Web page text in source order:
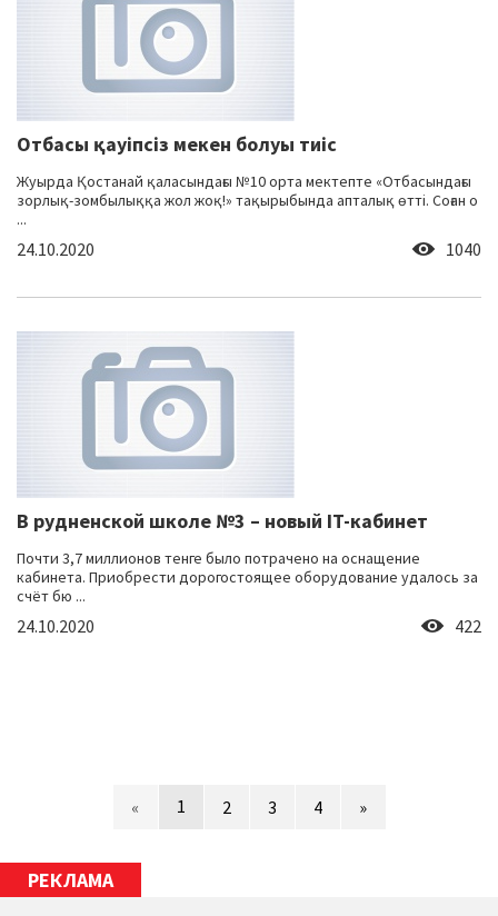
Отбасы қауіпсіз мекен болуы тиіс
Жуырда Қостанай қаласындағы №10 орта мектепте «Отбасындағы
зорлық-зомбылыққа жол жоқ!» тақырыбында апталық өтті. Соған о
...
24.10.2020 1040
В рудненской школе №3 – новый IT-кабинет
Почти 3,7 миллионов тенге было потрачено на оснащение
кабинета. Приобрести дорогостоящее оборудование удалось за
счёт бю ...
24.10.2020 422
« 1 2 3 4 »
РЕКЛАМА